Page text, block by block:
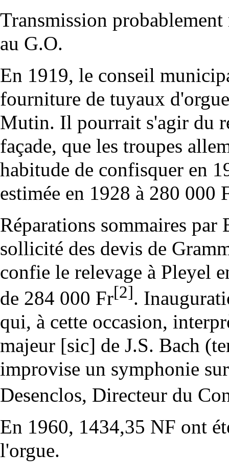
Transmission
au G.O.
En 1919, le conseil
fourniture de tuyaux
Mutin. Il pourrait s'agir du
façade, que les troupes
habitude de confisquer en
estimée en 1928 à 280 000
Réparations sommaires par
sollicité des devis de
confie le relevage à Pleyel
de 284 000 Fr[2].
qui, à cette occasion,
majeur [sic] de J.S. Bach
improvise un symphonie
Desenclos, Directeur du
En 1960, 1434,35 NF ont
l'orgue.